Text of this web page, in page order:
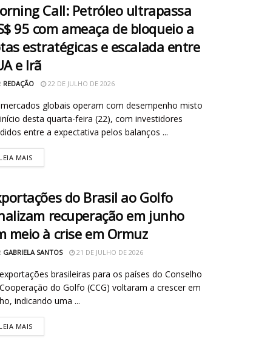
Call: Petróleo ultrapassa
95 com ameaça de bloqueio a
estratégicas e escalada entre
e Irã
REDAÇÃO 22 DE JULHO DE 2026
globais operam com desempenho misto
desta quarta-feira (22), com investidores
entre a expectativa pelos balanços ...
LEIA MAIS
do Brasil ao Golfo
recuperação em junho
meio à crise em Ormuz
GABRIELA SANTOS 21 DE JULHO DE 2026
brasileiras para os países do Conselho
do Golfo (CCG) voltaram a crescer em
indicando uma ...
LEIA MAIS